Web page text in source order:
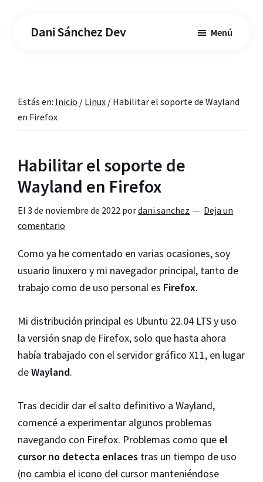
Dani Sánchez Dev Menú
Estás en: Inicio / Linux / Habilitar el soporte de Wayland
en Firefox
Habilitar el soporte de
Wayland en Firefox
El 3 de noviembre de 2022 pordani.sanchez
Deja un
comentario
Como ya he comentado en varias ocasiones, soy
usuario linuxero y mi navegador principal, tanto de
trabajo como de uso personal es Firefox.
Mi distribución principal es Ubuntu 22.04 LTS y uso
la versión snap de Firefox, solo que hasta ahora
había trabajado con el servidor gráfico X11, en lugar
deWayland.
Tras decidir dar el salto definitivo a Wayland,
comencé a experimentar algunos problemas
navegando con Firefox. Problemas como que el
cursor no detecta enlaces tras un tiempo de uso
(no cambia el icono del cursor manteniéndose